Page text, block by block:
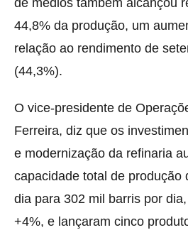
44,8% da produção, um
relação ao rendimento de
(44,3%).
O vice-presidente de
Ferreira, diz que os
e modernização da refinaria
capacidade total de produção
dia para 302 mil barris por
+4%, e lançaram cinco